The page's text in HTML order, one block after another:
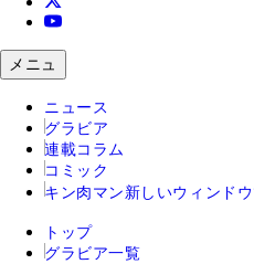
メニュ
ニュース
グラビア
連載コラム
コミック
キン肉マン 新しいウィンドウ
トップ
グラビア一覧